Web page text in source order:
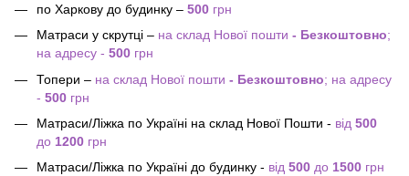
по Харкову до будинку – 500 грн
Матраси у скрутці – на склад Нової пошти - Безкоштовно;
на адресу - 500 грн
Топери – на склад Нової пошти - Безкоштовно; на адресу
- 500 грн
Матраси/Ліжка по Україні на склад Нової Пошти - від 500
до 1200 грн
Матраси/Ліжка по Україні до будинку - від 500 до 1500 грн